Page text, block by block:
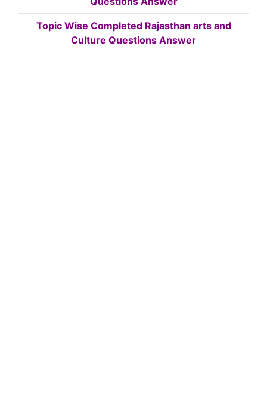
Topic Wise Completed Rajasthan arts and
Culture Questions Answer